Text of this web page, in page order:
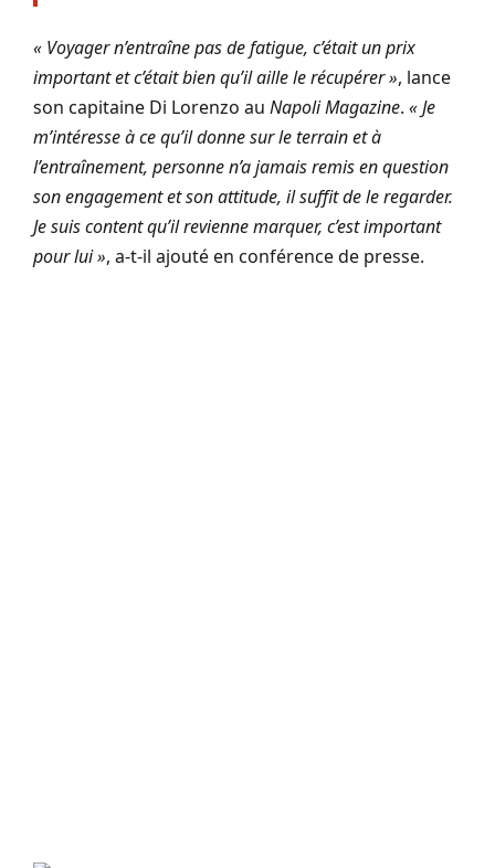
« Voyager n’entraîne pas de fatigue, c’était un prix
important et c’était bien qu’il aille le récupérer », lance
son capitaine Di Lorenzo au Napoli Magazine. « Je
m’intéresse à ce qu’il donne sur le terrain et à
l’entraînement, personne n’a jamais remis en question
son engagement et son attitude, il suffit de le regarder.
Je suis content qu’il revienne marquer, c’est important
pour lui », a-t-il ajouté en conférence de presse.